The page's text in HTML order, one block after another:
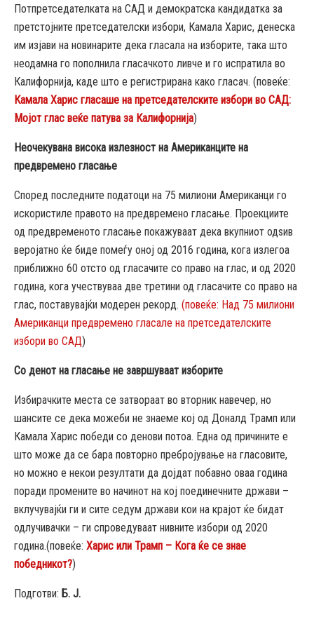
Потпретседателката на САД и демократска кандидатка за
претстојните претседателски избори, Камала Харис, денеска
им изјави на новинарите дека гласала на изборите, така што
неодамна го пополнила гласачкото ливче и го испратила во
Калифорнија, каде што е регистрирана како гласач. (повеќе:
Камала Харис гласаше на претседателските избори во САД:
Мојот глас веќе патува за Калифорнија)
Неочекувана висока излезност на Американците на
предвремено гласање
Според последните податоци на 75 милиони Американци го
искористиле правото на предвремено гласање. Проекциите
од предвременото гласање покажуваат дека вкупниот одѕив
веројатно ќе биде помеѓу оној од 2016 година, кога излегоа
приближно 60 отсто од гласачите со право на глас, и од 2020
година, кога учествуваа две третини од гласачите со право на
глас, поставувајќи модерен рекорд. (повеќе: Над 75 милиони
Американци предвремено гласале на претседателските
избори во САД)
Со денот на гласање не завршуваат изборите
Избирачките места се затвораат во вторник навечер, но
шансите се дека можеби не знаеме кој од Доналд Трамп или
Камала Харис победи со денови потоа. Една од причините е
што може да се бара повторно пребројување на гласовите,
но можно е некои резултати да дојдат побавно оваа година
поради промените во начинот на кој поединечните држави –
вклучувајќи ги и сите седум држави кои на крајот ќе бидат
одлучивачки – ги спроведуваат нивните избори од 2020
година.(повеќе: Харис или Трамп – Кога ќе се знае
победникот?)
Подготви: Б. Ј.